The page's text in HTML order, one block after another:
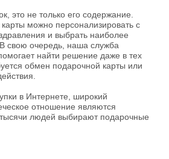
это не только его содержание.
можно персонализировать с
и выбрать наиболее
свою очередь, наша служба
найти решение даже в тех
обмен подарочной карты или
в Интернете, широкий
отношение являются
людей выбирают подарочные